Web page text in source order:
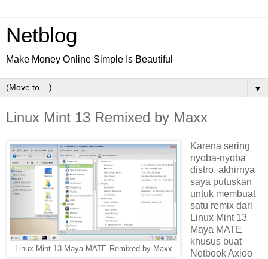
Netblog
Make Money Online Simple Is Beautiful
▼
Linux Mint 13 Remixed by Maxx
Linux Mint 13 Maya MATE Remixed by Maxx
Karena sering
nyoba-nyoba
distro, akhirnya
saya putuskan
untuk membuat
satu remix dari
Linux Mint 13
Maya MATE
khusus buat
Netbook Axioo